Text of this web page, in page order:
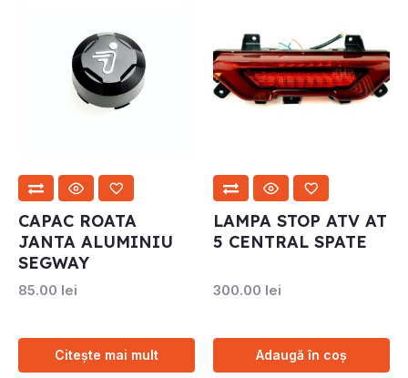
CAPAC ROATA
JANTA ALUMINIU
SEGWAY
85.00 lei
Citește mai mult
LAMPA STOP ATV AT
5 CENTRAL SPATE
300.00 lei
Adaugă în coș